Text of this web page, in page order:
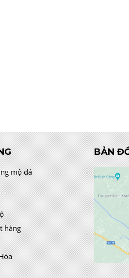
mộ đá
hàng
BẢN